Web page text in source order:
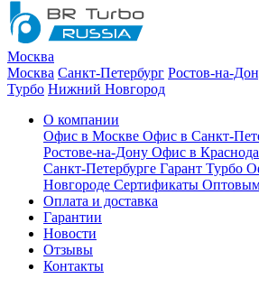
Москва
Москва Санкт-Петербург Ростов-на-
Турбо Нижний Новгород
О компании
Офис в Москве Офис в Санкт-
Ростове-на-Дону Офис в
Санкт-Петербурге Гарант Турбо
Новгороде Сертификаты
Оплата и доставка
Гарантии
Новости
Отзывы
Контакты